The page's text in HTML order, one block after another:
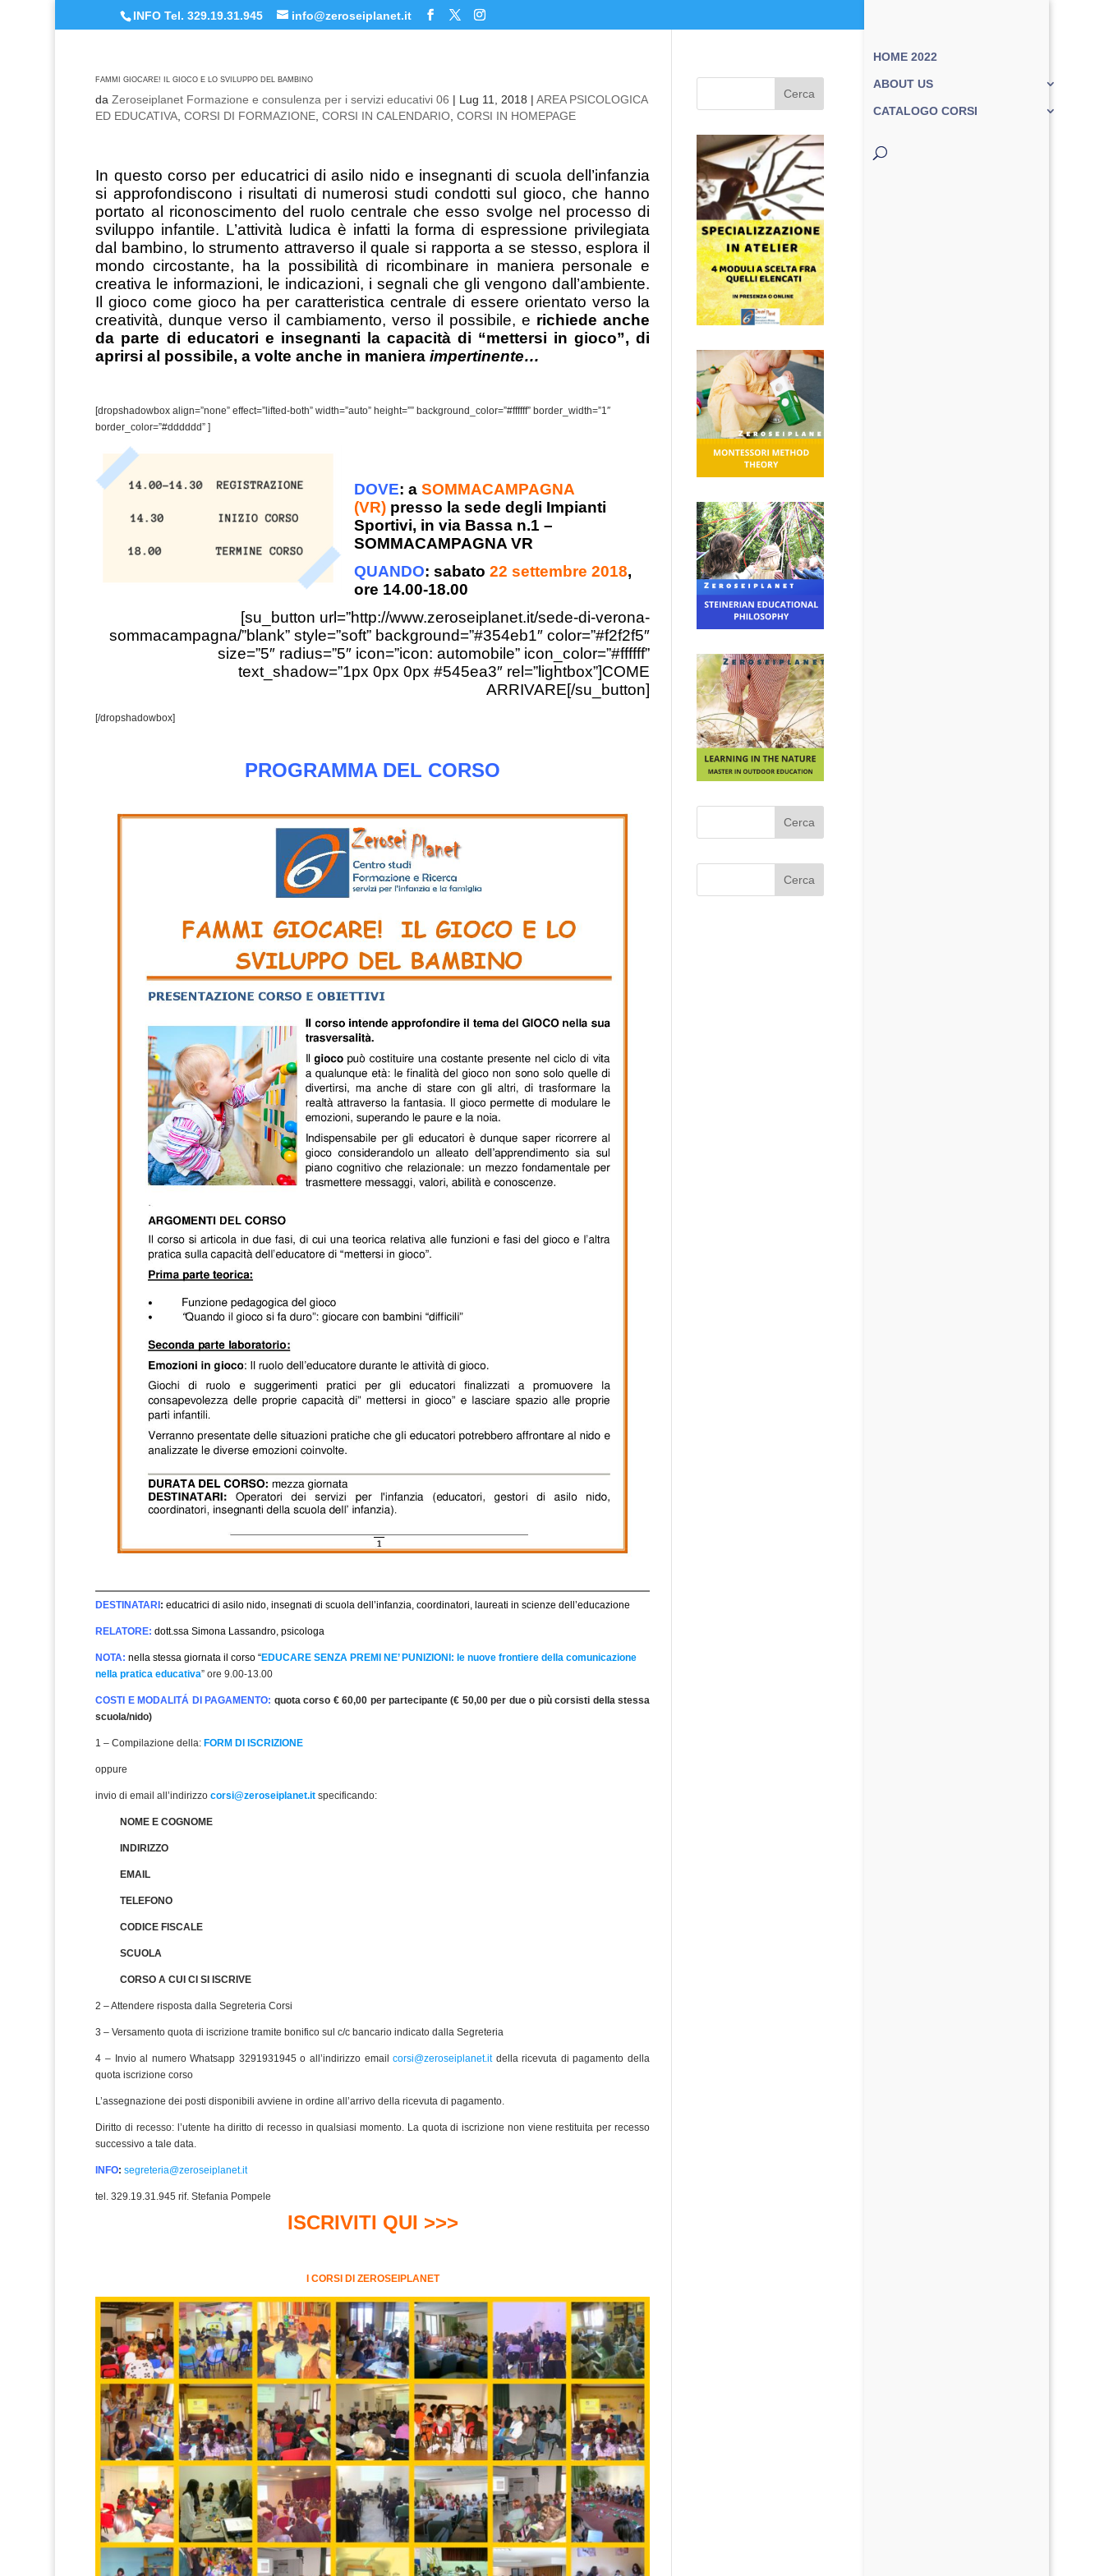
INFO Tel. 329.19.31.945 info@zeroseiplanet.it
HOME 2022
ABOUT US
CATALOGO CORSI
FAMMI GIOCARE! IL GIOCO E LO SVILUPPO DEL BAMBINO
daZeroseiplanet Formazione e consulenza per i servizi educativi 06 | Lug 11, 2018 |AREA PSICOLOGICA
ED EDUCATIVA ,CORSI DI FORMAZIONE ,CORSI IN CALENDARIO ,CORSI IN HOMEPAGE
In questo corso per educatrici di asilo nido e insegnanti di scuola dell’infanzia
si approfondiscono i risultati di numerosi studi condotti sul gioco, che hanno
portato al riconoscimento del ruolo centrale che esso svolge nel processo di
sviluppo infantile. L’attività ludica è infatti la forma di espressione privilegiata
dal bambino, lo strumento attraverso il quale si rapporta a se stesso, esplora il
mondo circostante, ha la possibilità di ricombinare in maniera personale e
creativa le informazioni, le indicazioni, i segnali che gli vengono dall’ambiente.
Il gioco come gioco ha per caratteristica centrale di essere orientato verso la
creatività, dunque verso il cambiamento, verso il possibile, e richiede anche
da parte di educatori e insegnanti la capacità di “mettersi in gioco”, di
aprirsi al possibile, a volte anche in manieraimpertinente…
[dropshadowbox align=”none” effect=”lifted-both” width=”auto” height=”” background_color=”#ffffff” border_width=”1″
border_color=”#dddddd” ]
DOVE: aSOMMACAMPAGNA
(VR) presso la sede degli Impianti
Sportivi, in via Bassa n.1 –
SOMMACAMPAGNA VR
QUANDO: sabato22 settembre 2018,
ore 14.00-18.00
[su_button url=”http://www.zeroseiplanet.it/sede-di-verona-
sommacampagna/”blank” style=”soft” background=”#354eb1″ color=”#f2f2f5″
size=”5″ radius=”5″ icon=”icon: automobile” icon_color=”#ffffff”
text_shadow=”1px 0px 0px #545ea3″ rel=”lightbox”]COME
ARRIVARE[/su_button]
[/dropshadowbox]
PROGRAMMA DEL CORSO
DESTINATARI : educatrici di asilo nido, insegnati di scuola dell’infanzia, coordinatori, laureati in scienze dell’educazione
RELATORE: dott.ssa Simona Lassandro, psicologa
NOTA:nella stessa giornata il corso “EDUCARE SENZA PREMI NE’ PUNIZIONI: le nuove frontiere della comunicazione
nella pratica educativa” ore 9.00-13.00
COSTI E MODALITÁ DI PAGAMENTO: quota corso € 60,00 per partecipante (€ 50,00 per due o più corsisti della stessa
scuola/nido)
1 – Compilazione della: FORM DI ISCRIZIONE
oppure
invio di email all’indirizzocorsi@zeroseiplanet.it specificando:
NOME E COGNOME
INDIRIZZO
EMAIL
TELEFONO
CODICE FISCALE
SCUOLA
CORSO A CUI CI SI ISCRIVE
2 – Attendere risposta dalla Segreteria Corsi
3 – Versamento quota di iscrizione tramite bonifico sul c/c bancario indicato dalla Segreteria
4 – Invio al numero Whatsapp 3291931945 o all’indirizzo emailcorsi@zeroseiplanet.itdella ricevuta di pagamento della
quota iscrizione corso
L’assegnazione dei posti disponibili avviene in ordine all’arrivo della ricevuta di pagamento.
Diritto di recesso: l’utente ha diritto di recesso in qualsiasi momento. La quota di iscrizione non viene restituita per recesso
successivo a tale data.
INFO: segreteria@zeroseiplanet.it
tel. 329.19.31.945 rif. Stefania Pompele
ISCRIVITI QUI >>>
I CORSI DI ZEROSEIPLANET
Cerca
Cerca
Cerca